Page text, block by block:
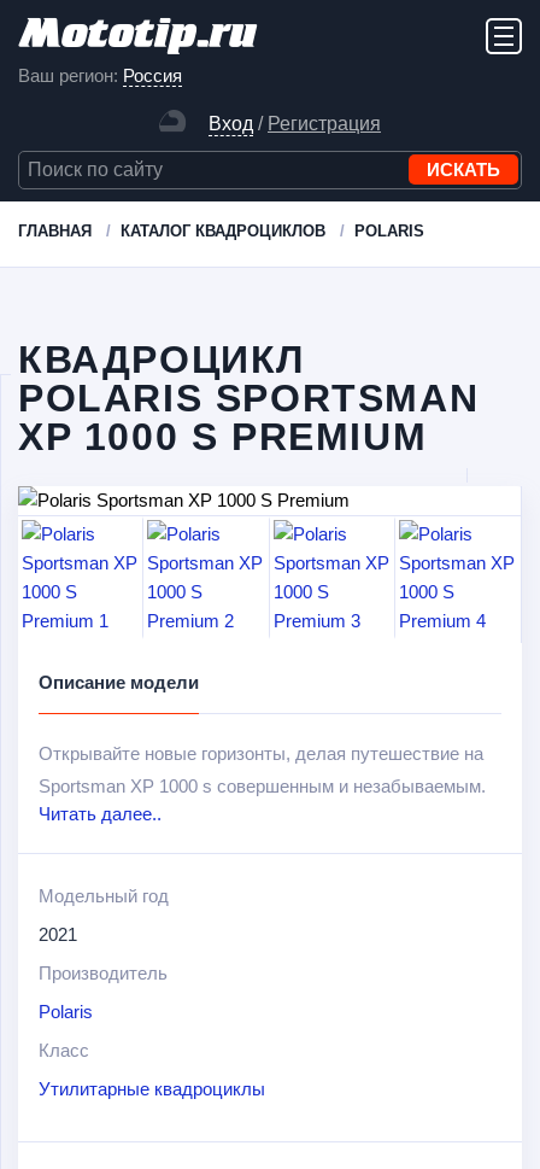
Ваш регион: Россия
Вход / Регистрация
ГЛАВНАЯ КАТАЛОГ КВАДРОЦИКЛОВ POLARIS
КВАДРОЦИКЛ
POLARIS SPORTSMAN
XP 1000 S PREMIUM
Описание модели
Открывайте новые горизонты, делая путешествие на
Sportsman XP 1000 s совершенным и незабываемым.
Наслаждайтесь комфортом и мощностью
путешествиях на природу. Идеальное соотношение
Используйте мощность и тягу именно тогда, когда вам
это нужно, с самой быстрой в отрасли системой
самые сложные повороты и труднопроходимые
Читать далее..
Модельный год
2021
Производитель
Polaris
Класс
Утилитарные квадроциклы